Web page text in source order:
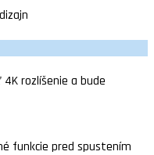
rozlíšenie a bude
funkcie pred spustením